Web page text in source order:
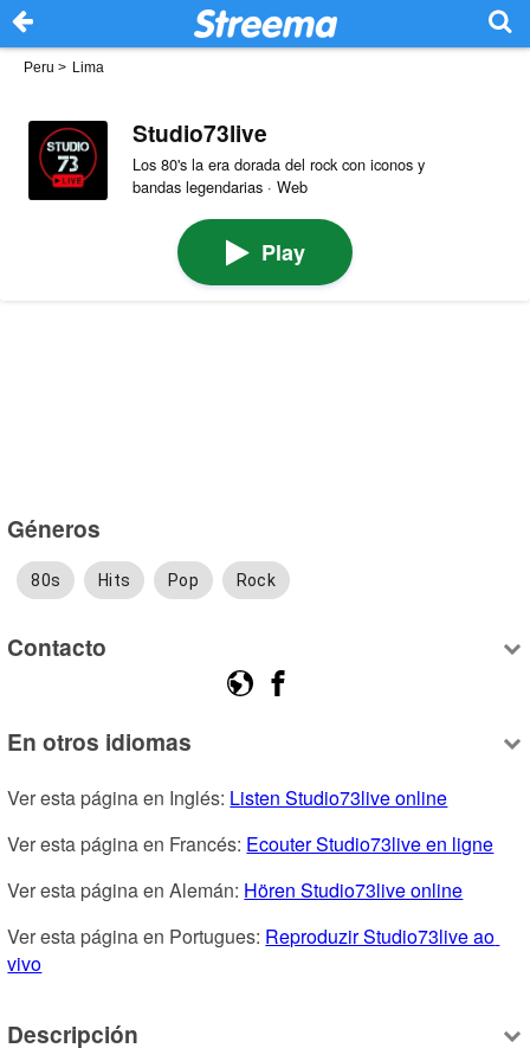
Peru > Lima
Studio73live
Los 80's la era dorada del rock con iconos y
bandas legendarias · Web
Play
Géneros
80s Hits Pop Rock
Contacto
En otros idiomas
Ver esta página en Inglés: Listen Studio73live online
Ver esta página en Francés: Ecouter Studio73live en ligne
Ver esta página en Alemán: Hören Studio73live online
Ver esta página en Portugues: Reproduzir Studio73live ao
vivo
Descripción